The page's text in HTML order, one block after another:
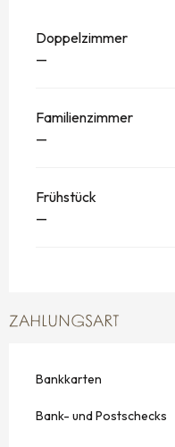
Doppelzimmer
—
Familienzimmer
—
Frühstück
—
ZAHLUNGSART
Bankkarten
Bank- und Postschecks